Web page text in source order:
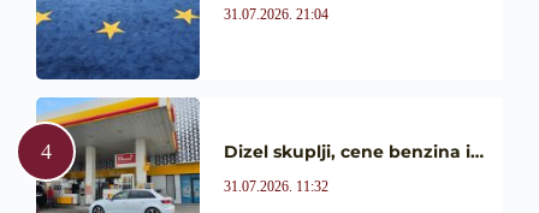
31.07.2026. 21:04
Dizel skuplji, cene benzina i…
31.07.2026. 11:32